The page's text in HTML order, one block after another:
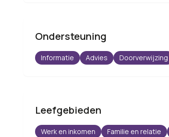
Ondersteuning
Informatie Advies Doorverwijzing
Leefgebieden
Werk en inkomen Familie en relatie